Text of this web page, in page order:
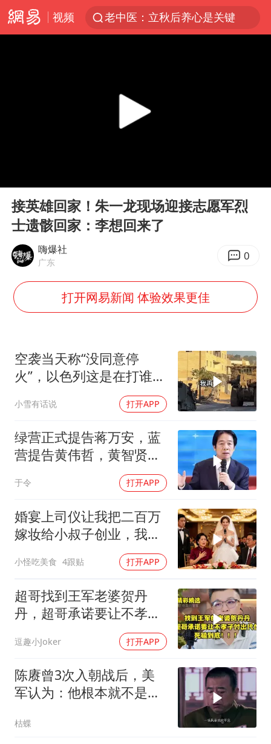
视频
老中医：立秋后养心是关键
胡彦斌韩磊 谁帮谁
中巨芯：上半年归母净利润1405.77万元
欧阳娜娜窦靖童好搭
“今天得有40℃了吧 为啥还不预警”
夯实基础开新局
Play
接英雄回家！朱一龙现场迎接志愿军烈
士遗骸回家：李想回来了
嗨爆社
广东 0
打开网易新闻 体验效果更佳
空袭当天称“没同意停
火”，以色列这是在打谁的
小雪有话说 打开APP
绿营正式提告蒋万安，蓝
营提告黄伟哲，黄智贤不
于令 打开APP
婚宴上司仪让我把二百万
嫁妆给小叔子创业，我一
小怪吃美食 4跟贴 打开APP
超哥找到王军老婆贺丹
丹，超哥承诺要让不孝子
付出代价，死磕到底
逗趣小Joker 打开APP
陈赓曾3次入朝战后，美
军认为：他根本就不是来
枯蝶